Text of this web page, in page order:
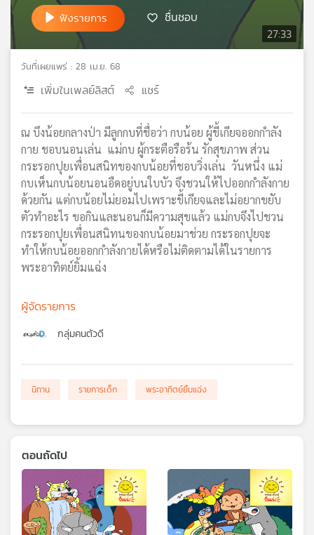
เครือ
ข่าย
วิทยุ
ไทย
แผนที่
วิทยุ
เครือ
ข่าย
27:33
ฟังรายการ ชื่นชอบ
วันที่เผยแพร่ : 28 เม.ย. 68
เพิ่มในเพลย์ลิสต์ แชร์
ณ บึงน้อยกลางป่า มีลูกกบที่ชื่อว่า กบน้อย ผู้ขี้เกียจออกกำลัง
กาย ชอบนอนเล่น แม่กบ ผู้กระตือรือร้น รักสุขภาพ ส่วน
กระรอกปุยเพื่อนสนิทของกบน้อยที่ชอบวิ่งเล่น วันหนึ่ง แม่
กบเห็นกบน้อยนอนอืดอยู่บนใบบัว จึงชวนให้ไปออกกำลังกาย
ด้วยกัน แต่กบน้อยไม่ยอมไปเพราะขี้เกียจและไม่อยากขยับ
ตัวทำอะไร ขอกินและนอนก็มีความสุขแล้ว แม่กบจึงไปชวน
กระรอกปุยเพื่อนสนิทนของกบน้อยมาช่วย กระรอกปุยจะ
ทำให้กบน้อยออกกำลังกายได้หรือไม่ติดตามได้ในรายการ
พระอาทิตย์ยิ้มแฉ่ง
ผู้จัดรายการ
กลุ่มคนตัวดี
นิทาน รายการเด็ก พระอาทิตย์ยิ้มแฉ่ง
ตอนถัดไป